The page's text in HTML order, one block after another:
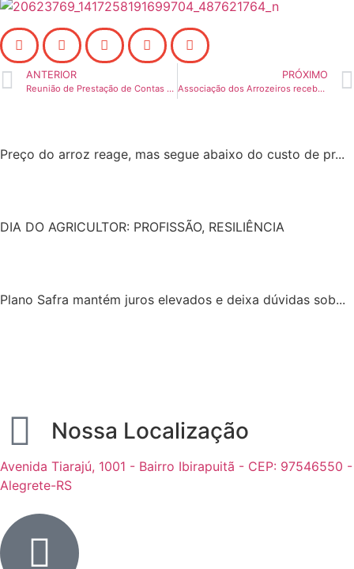
ANTERIOR
Reunião de Prestação de Contas da 10ª Semana Arrozeira de Alegrete
PRÓXIMO
Associação dos Arrozeiros recebe visita internacional
Preço do arroz reage, mas segue abaixo do custo de pr...
DIA DO AGRICULTOR: PROFISSÃO, RESILIÊNCIA
Plano Safra mantém juros elevados e deixa dúvidas sob...
Nossa Localização
Avenida Tiarajú, 1001 - Bairro Ibirapuitã - CEP: 97546550 -
Alegrete-RS